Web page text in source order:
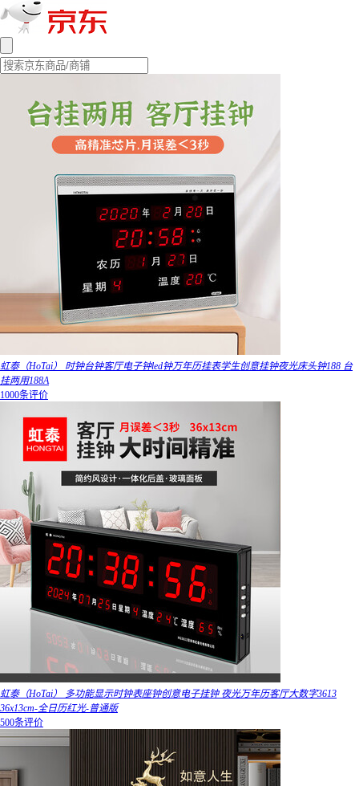
虹泰（HoTai） 时钟台钟客厅电子钟led钟万年历挂表学生创意挂钟夜光床头钟188 台
挂两用188A
1000条评价
虹泰（HoTai） 多功能显示时钟表座钟创意电子挂钟 夜光万年历客厅大数字3613
36x13cm-全日历红光-普通版
500条评价